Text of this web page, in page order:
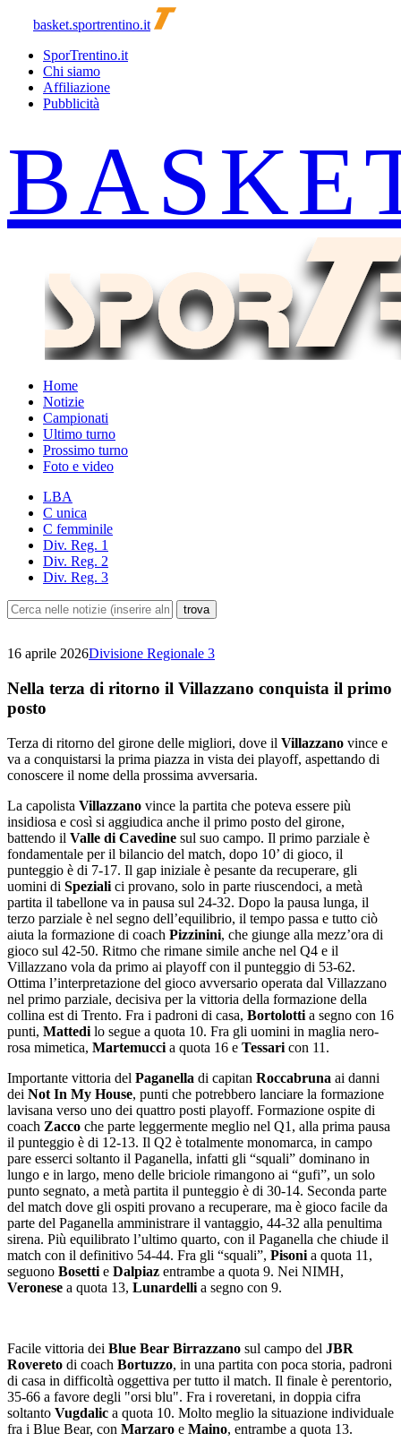
basket.sportrentino.it
SporTrentino.it
Chi siamo
Affiliazione
Pubblicità
Home
Notizie
Campionati
Ultimo turno
Prossimo turno
Foto e video
LBA
C unica
C femminile
Div. Reg. 1
Div. Reg. 2
Div. Reg. 3
16 aprile 2026Divisione Regionale 3
Nella terza di ritorno il Villazzano conquista il primo
posto
Terza di ritorno del girone delle migliori, dove il Villazzano vince e
va a conquistarsi la prima piazza in vista dei playoff, aspettando di
conoscere il nome della prossima avversaria.
La capolista Villazzano vince la partita che poteva essere più
insidiosa e così si aggiudica anche il primo posto del girone,
battendo il Valle di Cavedine sul suo campo. Il primo parziale è
fondamentale per il bilancio del match, dopo 10’ di gioco, il
punteggio è di 7-17. Il gap iniziale è pesante da recuperare, gli
uomini di Speziali ci provano, solo in parte riuscendoci, a metà
partita il tabellone va in pausa sul 24-32. Dopo la pausa lunga, il
terzo parziale è nel segno dell’equilibrio, il tempo passa e tutto ciò
aiuta la formazione di coach Pizzinini, che giunge alla mezz’ora di
gioco sul 42-50. Ritmo che rimane simile anche nel Q4 e il
Villazzano vola da primo ai playoff con il punteggio di 53-62.
Ottima l’interpretazione del gioco avversario operata dal Villazzano
nel primo parziale, decisiva per la vittoria della formazione della
collina est di Trento. Fra i padroni di casa, Bortolotti a segno con 16
punti, Mattedi lo segue a quota 10. Fra gli uomini in maglia nero-
rosa mimetica, Martemucci a quota 16 e Tessari con 11.
Importante vittoria del Paganella di capitan Roccabruna ai danni
dei Not In My House, punti che potrebbero lanciare la formazione
lavisana verso uno dei quattro posti playoff. Formazione ospite di
coach Zacco che parte leggermente meglio nel Q1, alla prima pausa
il punteggio è di 12-13. Il Q2 è totalmente monomarca, in campo
pare esserci soltanto il Paganella, infatti gli “squali” dominano in
lungo e in largo, meno delle briciole rimangono ai “gufi”, un solo
punto segnato, a metà partita il punteggio è di 30-14. Seconda parte
del match dove gli ospiti provano a recuperare, ma è gioco facile da
parte del Paganella amministrare il vantaggio, 44-32 alla penultima
sirena. Più equilibrato l’ultimo quarto, con il Paganella che chiude il
match con il definitivo 54-44. Fra gli “squali”, Pisoni a quota 11,
seguono Bosetti e Dalpiaz entrambe a quota 9. Nei NIMH,
Veronese a quota 13, Lunardelli a segno con 9.
Facile vittoria dei Blue Bear Birrazzano sul campo del JBR
Rovereto di coach Bortuzzo, in una partita con poca storia, padroni
di casa in difficoltà oggettiva per tutto il match. Il finale è perentorio,
35-66 a favore degli "orsi blu". Fra i roveretani, in doppia cifra
soltanto Vugdalic a quota 10. Molto meglio la situazione individuale
fra i Blue Bear, con Marzaro e Maino, entrambe a quota 13.